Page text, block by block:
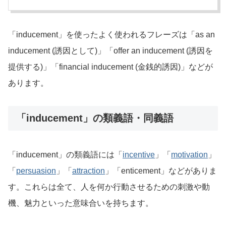
「inducement」を使ったよく使われるフレーズは「as an
inducement (誘因として)」「offer an inducement (誘因を
提供する)」「financial inducement (金銭的誘因)」などが
あります。
「inducement」の類義語・同義語
「inducement」の類義語には「 incentive 」「 motivation 」
「 persuasion 」「 attraction 」「enticement」などがありま
す。これらは全て、人を何か行動させるための刺激や動
機、魅力といった意味合いを持ちます。